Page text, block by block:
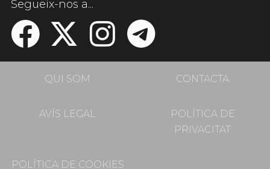
Segueix-nos a...
QUI SOM CONTACTA
AVÍS LEGAL
POLÍTICA DE
PRIVACITAT
POLÍTICA DE COOKIES